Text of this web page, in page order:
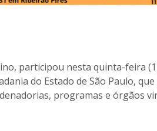
participou nesta quinta-feira
do Estado de São Paulo,
programas e órgãos